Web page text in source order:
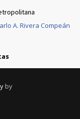
A. Rivera Compeán
by